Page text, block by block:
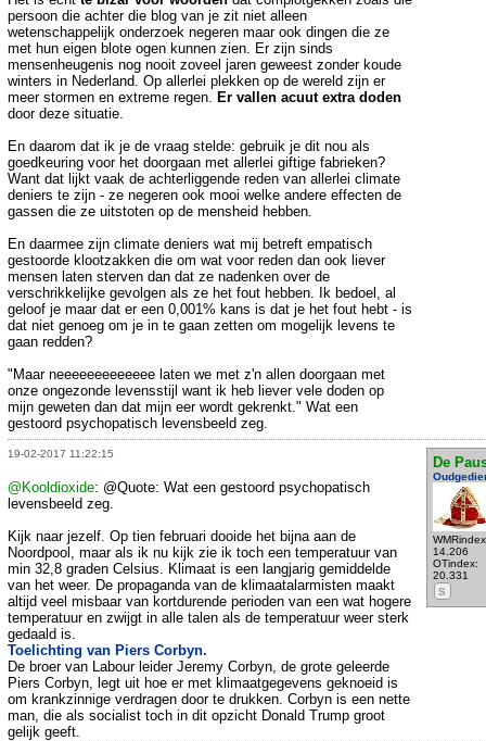
persoon die achter die blog van je zit niet alleen
wetenschappelijk onderzoek negeren maar ook dingen die ze
met hun eigen blote ogen kunnen zien. Er zijn sinds
mensenheugenis nog nooit zoveel jaren geweest zonder koude
winters in Nederland. Op allerlei plekken op de wereld zijn er
meer stormen en extreme regen. Er vallen acuut extra doden
door deze situatie.
En daarom dat ik je de vraag stelde: gebruik je dit nou als
goedkeuring voor het doorgaan met allerlei giftige fabrieken?
Want dat lijkt vaak de achterliggende reden van allerlei climate
deniers te zijn - ze negeren ook mooi welke andere effecten de
gassen die ze uitstoten op de mensheid hebben.
En daarmee zijn climate deniers wat mij betreft empatisch
gestoorde klootzakken die om wat voor reden dan ook liever
mensen laten sterven dan dat ze nadenken over de
verschrikkelijke gevolgen als ze het fout hebben. Ik bedoel, al
geloof je maar dat er een 0,001% kans is dat je het fout hebt - is
dat niet genoeg om je in te gaan zetten om mogelijk levens te
gaan redden?
"Maar neeeeeeeeeeeee laten we met z'n allen doorgaan met
onze ongezonde levensstijl want ik heb liever vele doden op
mijn geweten dan dat mijn eer wordt gekrenkt." Wat een
gestoord psychopatisch levensbeeld zeg.
19-02-2017 11:22:15
De
14.206
OTindex:
20.331
S
@Kooldioxide: @Quote: Wat een gestoord psychopatisch
levensbeeld zeg.
Kijk naar jezelf. Op tien februari dooide het bijna aan de
Noordpool, maar als ik nu kijk zie ik toch een temperatuur van
min 32,8 graden Celsius. Klimaat is een langjarig gemiddelde
van het weer. De propaganda van de klimaatalarmisten maakt
altijd veel misbaar van kortdurende perioden van een wat hogere
temperatuur en zwijgt in alle talen als de temperatuur weer sterk
gedaald is.
Toelichting van Piers Corbyn.
De broer van Labour leider Jeremy Corbyn, de grote geleerde
Piers Corbyn, legt uit hoe er met klimaatgegevens geknoeid is
om krankzinnige verdragen door te drukken. Corbyn is een nette
man, die als socialist toch in dit opzicht Donald Trump groot
gelijk geeft.